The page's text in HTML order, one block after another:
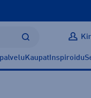
Kaupat Inspiroidu